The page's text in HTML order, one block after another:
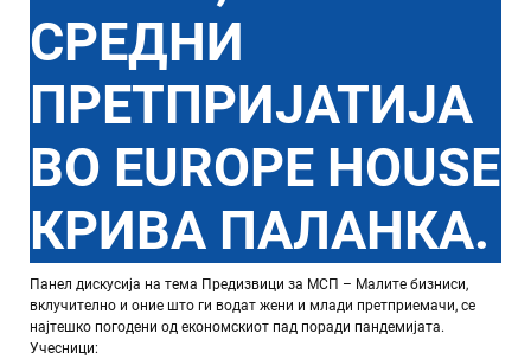
СРЕДНИ
ПРЕТПРИЈАТИЈА
ВО EUROPE HOUSE
КРИВА ПАЛАНКА.
Панел дискусија на тема Предизвици за МСП – Малите бизниси,
вклучително и оние што ги водат жени и млади претприемачи, се
најтешко погодени од економскиот пад поради пандемијата.
Учесници: